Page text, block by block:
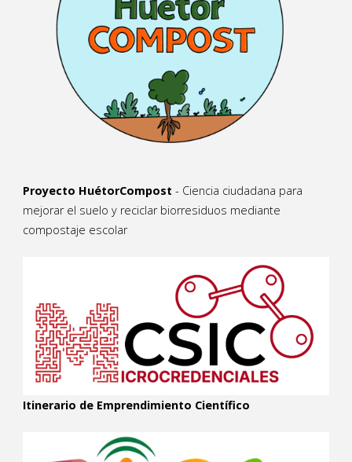
Proyecto HuétorCompost - Ciencia ciudadana para
mejorar el suelo y reciclar biorresiduos mediante
compostaje escolar
Itinerario de Emprendimiento Científico